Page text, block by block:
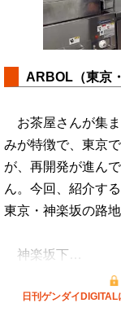
ARBOL（東京
お茶屋さんが集
みが特徴で、東京
が、再開発が進ん
ん。今回、紹介す
東京・神楽坂の路
神楽坂下…
日刊ゲンダイDIGITAL